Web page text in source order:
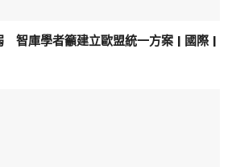
智庫學者籲建立歐盟統一方案 | 國際 |